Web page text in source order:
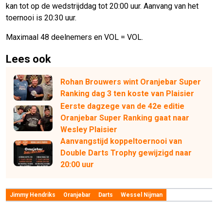
kan tot op de wedstrijddag tot 20:00 uur. Aanvang van het
toernooi is 20:30 uur.
Maximaal 48 deelnemers en VOL = VOL.
Lees ook
Rohan Brouwers wint Oranjebar Super
Ranking dag 3 ten koste van Plaisier
Eerste dagzege van de 42e editie
Oranjebar Super Ranking gaat naar
Wesley Plaisier
Aanvangstijd koppeltoernooi van
Double Darts Trophy gewijzigd naar
20:00 uur
Jimmy Hendriks Oranjebar Darts Wessel Nijman